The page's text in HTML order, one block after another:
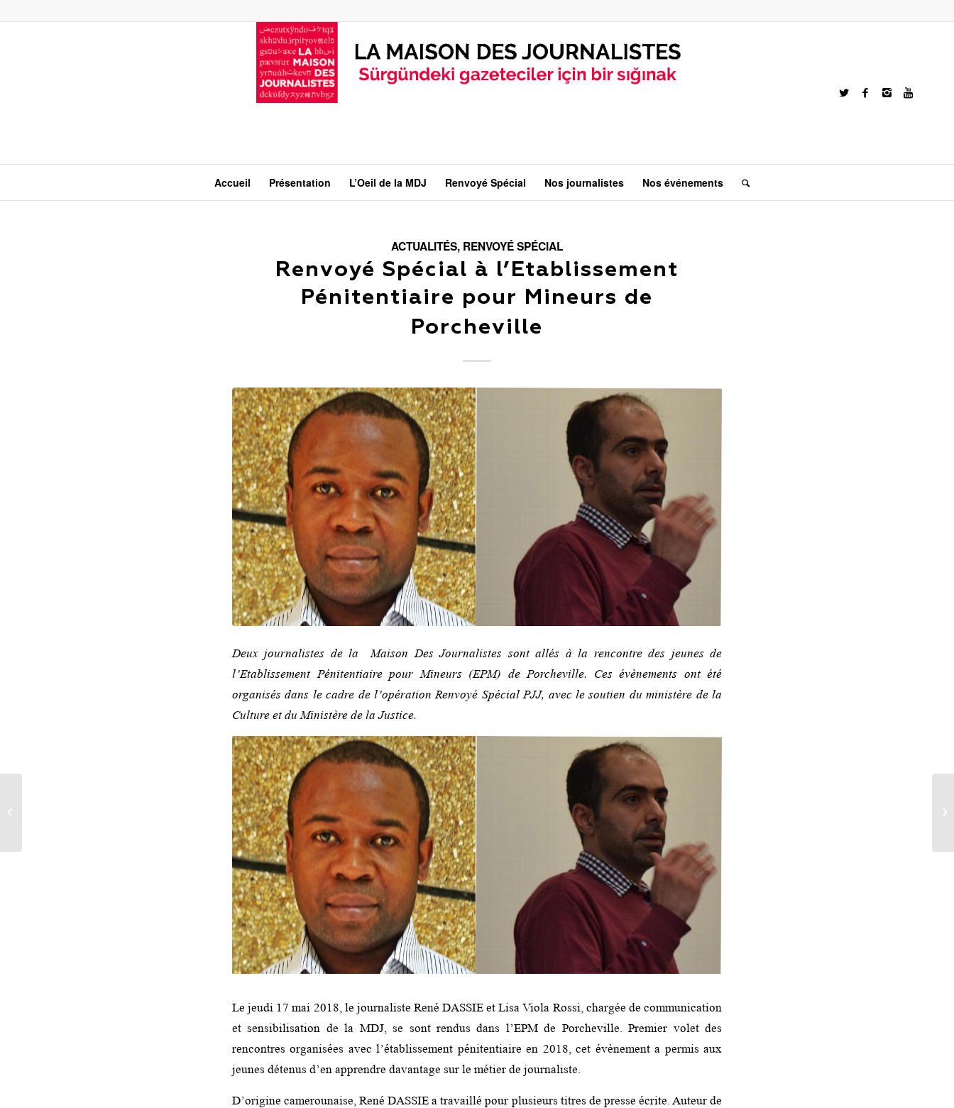
Accueil Présentation L’Oeil de la MDJ Renvoyé Spécial Nos journalistes Nos événements
ACTUALITÉS, RENVOYÉ SPÉCIAL
Renvoyé Spécial à l’Etablissement
Pénitentiaire pour Mineurs de
Porcheville
Deux journalistes de la Maison Des Journalistes sont allés à la rencontre des jeunes de
l’Etablissement Pénitentiaire pour Mineurs (EPM) de Porcheville. Ces évènements ont été
organisés dans le cadre de l’opération Renvoyé Spécial PJJ, avec le soutien du ministère de la
Culture et du Ministère de la Justice.
Le jeudi 17 mai 2018, le journaliste René DASSIE et Lisa Viola Rossi, chargée de communication
et sensibilisation de la MDJ, se sont rendus dans l’EPM de Porcheville. Premier volet des
rencontres organisées avec l’établissement pénitentiaire en 2018, cet évènement a permis aux
jeunes détenus d’en apprendre davantage sur le métier de journaliste.
D’origine camerounaise, René DASSIE a travaillé pour plusieurs titres de presse écrite. Auteur de